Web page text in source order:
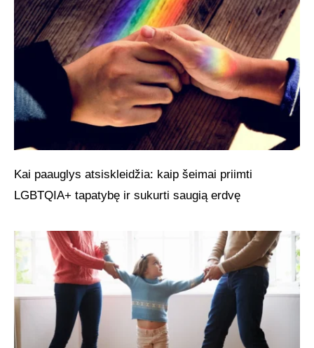
Kai paauglys atsiskleidžia: kaip šeimai priimti
LGBTQIA+ tapatybę ir sukurti saugią erdvę